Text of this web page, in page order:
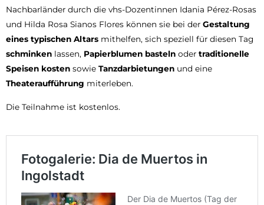
Nachbarländer durch die vhs-Dozentinnen Idania Pérez-Rosas
und Hilda Rosa Sianos Flores können sie bei der Gestaltung
eines typischen Altars mithelfen, sich speziell für diesen Tag
schminken lassen, Papierblumen basteln oder traditionelle
Speisen kosten sowie Tanzdarbietungen und eine
Theateraufführung miterleben.
Die Teilnahme ist kostenlos.